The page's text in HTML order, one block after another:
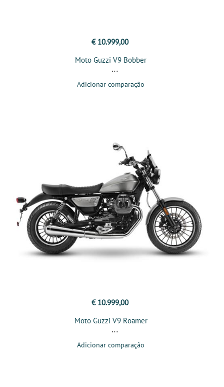
€ 10.999,00
Moto Guzzi V9 Bobber
Adicionar comparação
€ 10.999,00
Moto Guzzi V9 Roamer
Adicionar comparação